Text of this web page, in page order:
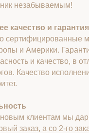
незабываемым!
качество и
сертифицированные
и Америки.
и качество, в
Качество
клиентам мы
заказ, а со 2-го